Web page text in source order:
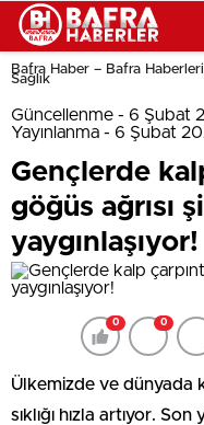
Bafra Haber – Bafra
Sağlık
Güncellenme - 6 Şubat
Yayınlanma - 6 Şubat
Gençlerde
göğüs ağrısı
yaygınlaşıyor!
0 0
Ülkemizde ve dünyada
sıklığı hızla artıyor.